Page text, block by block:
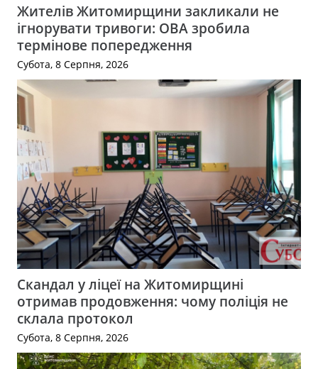
Жителів Житомирщини закликали не
ігнорувати тривоги: ОВА зробила
термінове попередження
Субота, 8 Серпня, 2026
Скандал у ліцеї на Житомирщині
отримав продовження: чому поліція не
склала протокол
Субота, 8 Серпня, 2026